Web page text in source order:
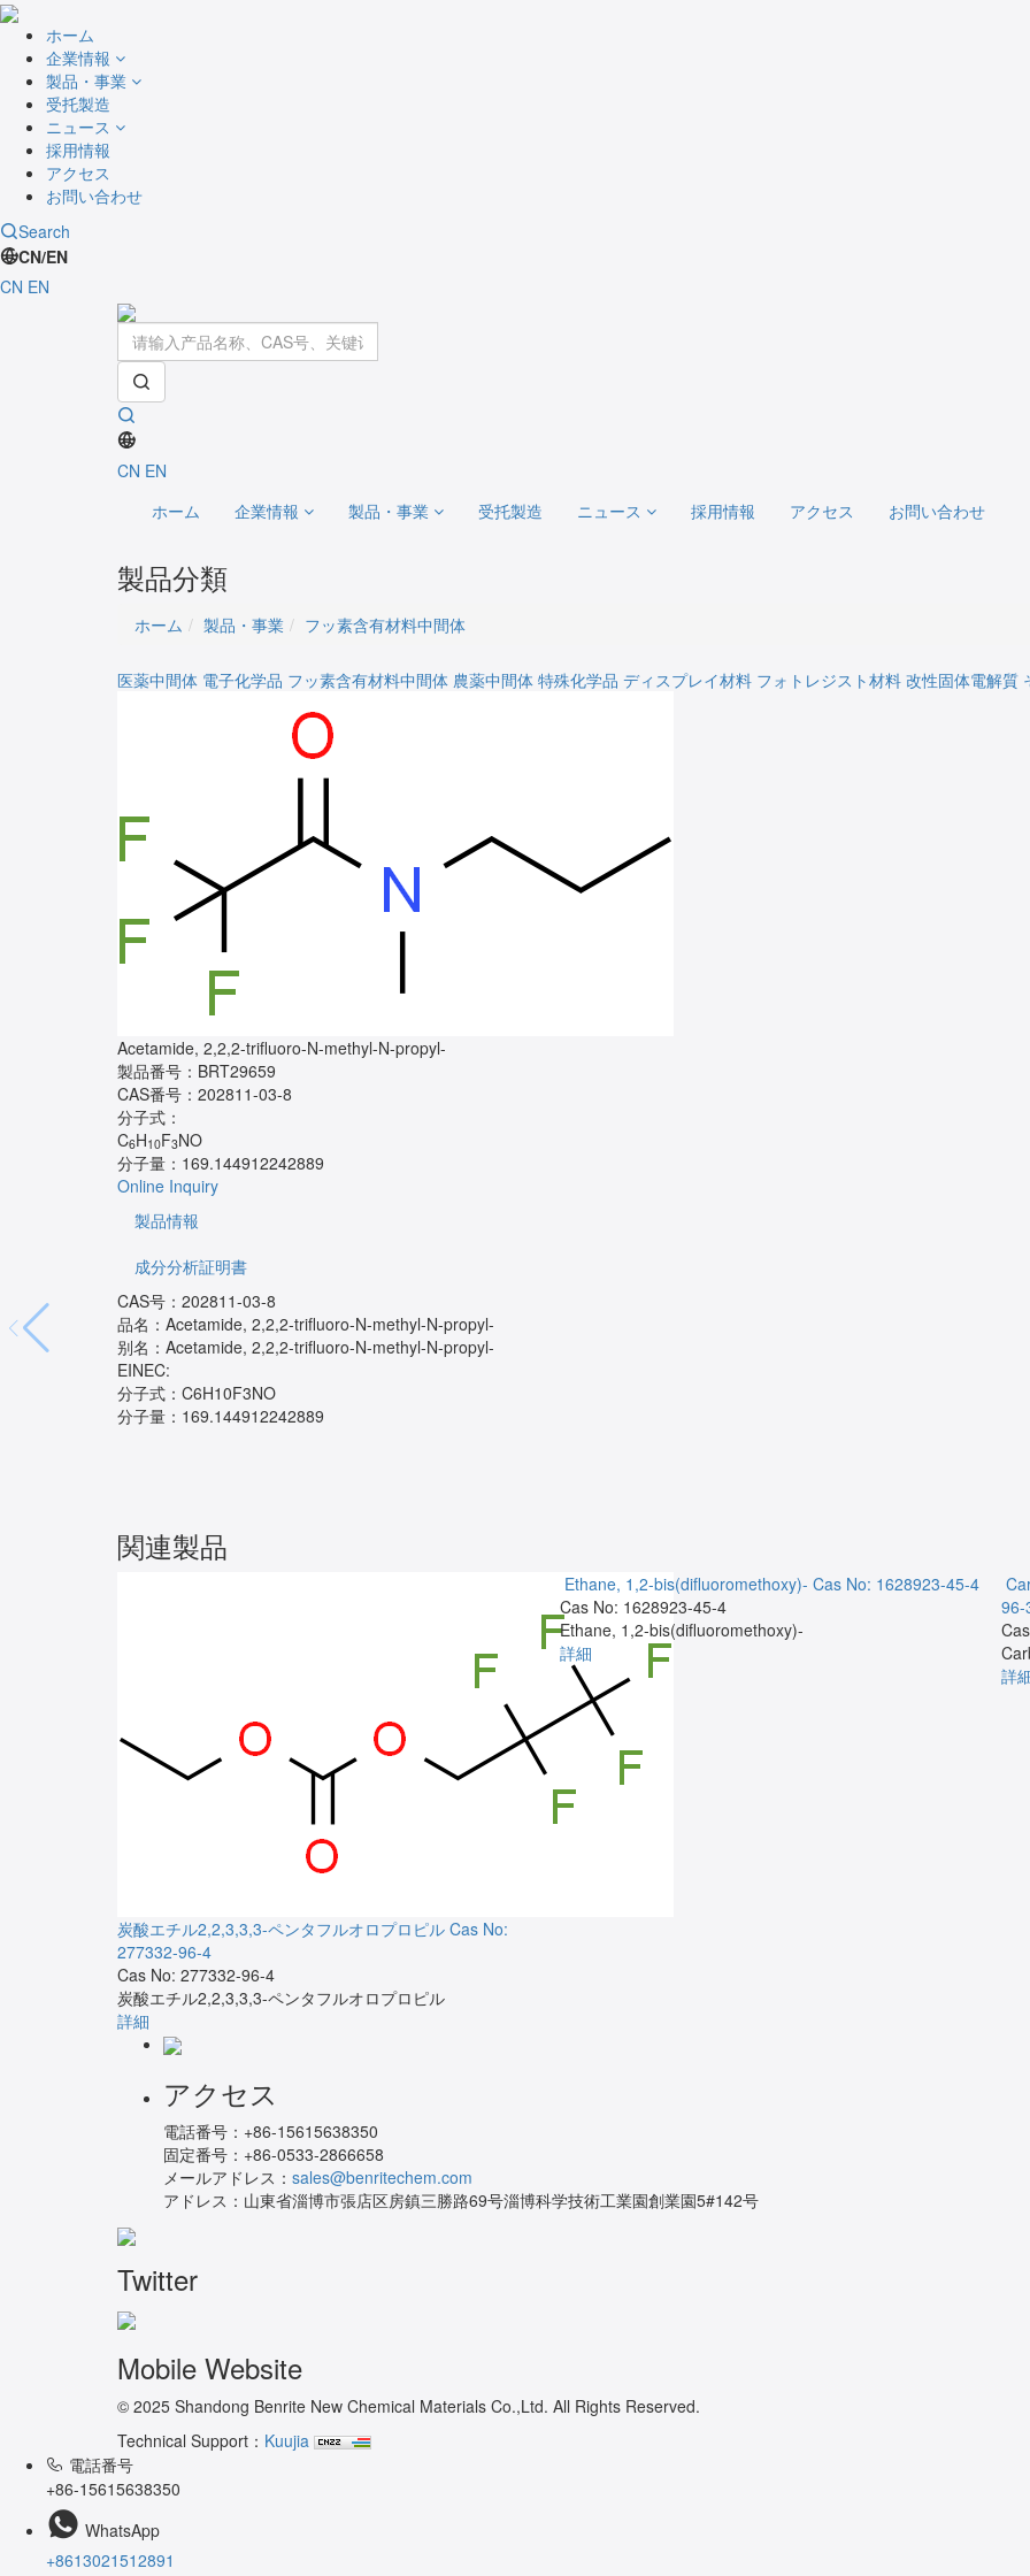
ホーム
企業情報
製品・事業
受托製造
ニュース
採用情報
アクセス
お問い合わせ
Search
CN/EN
CN EN
CN EN
ホーム
企業情報 製品・事業 受托製造 ニュース 採用情報 アクセス お問い合わせ
製品分類
ホーム 製品・事業 フッ素含有材料中間体
医薬中間体 電子化学品 フッ素含有材料中間体 農薬中間体 特殊化学品 ディスプレイ材料 フォトレジスト材料 改性固体電解質
Acetamide, 2,2,2-trifluoro-N-methyl-N-propyl-
製品番号： BRT29659
CAS番号： 202811-03-8
分子式：
C6H10F3NO
分子量： 169.144912242889
Online Inquiry
製品情報
成分分析証明書
CAS号：202811-03-8
品名：Acetamide, 2,2,2-trifluoro-N-methyl-N-propyl-
别名：Acetamide, 2,2,2-trifluoro-N-methyl-N-propyl-
EINEC:
分子式：C6H10F3NO
分子量：169.144912242889
関連製品
炭酸エチル2,2,3,3,3-ペンタフルオロプロピル Cas No:
277332-96-4
Cas No: 277332-96-4
炭酸エチル2,2,3,3,3-ペンタフルオロプロピル
詳細
Ethane, 1,2-bis(difluoromethoxy)- Cas No: 1628923-45-4
Cas No: 1628923-45-4
Ethane, 1,2-bis(difluoromethoxy)-
詳細
96-
詳
アクセス
電話番号： +86-15615638350
固定番号： +86-0533-2866658
メールアドレス： sales@benritechem.com
アドレス： 山東省淄博市張店区房鎮三勝路69号淄博科学技術工業園創業園5#142号
Twitter
Mobile Website
© 2025 Shandong Benrite New Chemical Materials Co.,Ltd. All Rights Reserved.
Technical Support： Kuujia
電話番号
+86-15615638350
WhatsApp
+8613021512891